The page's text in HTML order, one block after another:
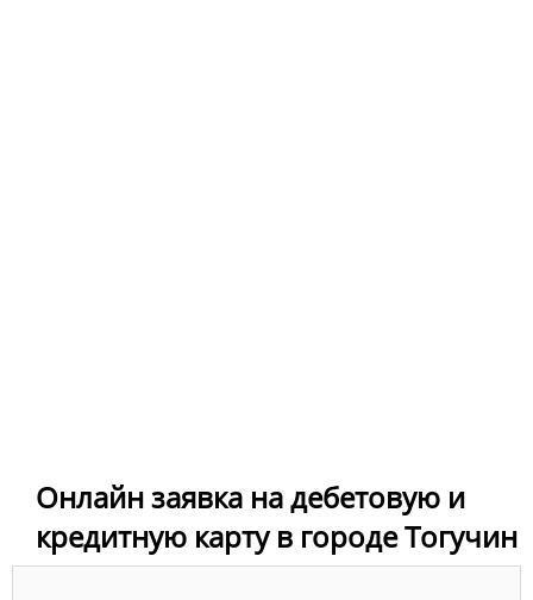
Онлайн заявка на дебетовую и
кредитную карту в городе Тогучин